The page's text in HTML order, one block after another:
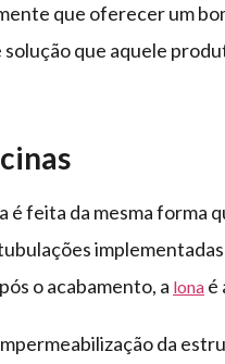
que oferecer um
que aquele
é feita da mesma forma
implementadas
o acabamento, a lona é
da